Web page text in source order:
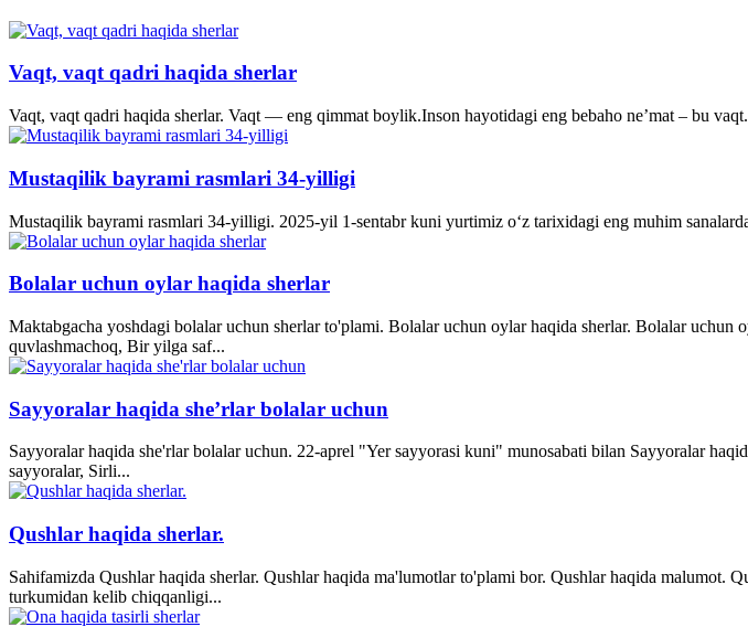
Vaqt, vaqt qadri haqida sherlar
Vaqt, vaqt qadri haqida sherlar. Vaqt — eng qimmat boylik.Inson hayotidagi eng bebaho ne’mat – bu
Mustaqilik bayrami rasmlari 34-yilligi
Mustaqilik bayrami rasmlari 34-yilligi. 2025-yil 1-sentabr kuni yurtimiz o‘z tarixidagi eng muhim
Bolalar uchun oylar haqida sherlar
Maktabgacha yoshdagi bolalar uchun sherlar to'plami. Bolalar uchun oylar haqida sherlar. Bolalar uchun
quvlashmachoq, Bir yilga saf...
Sayyoralar haqida she’rlar bolalar uchun
Sayyoralar haqida she'rlar bolalar uchun. 22-aprel "Yer sayyorasi kuni" munosabati bilan Sayyoralar
sayyoralar, Sirli...
Qushlar haqida sherlar.
Sahifamizda Qushlar haqida sherlar. Qushlar haqida ma'lumotlar to'plami bor. Qushlar haqida
turkumidan kelib chiqqanligi...